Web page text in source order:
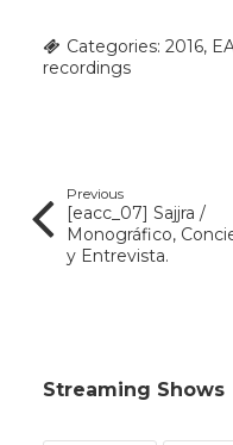
Categories: 2016,
recordings
Previous
[eacc_07] Sajjra /
Monográfico,
y Entrevista.
Streaming Shows